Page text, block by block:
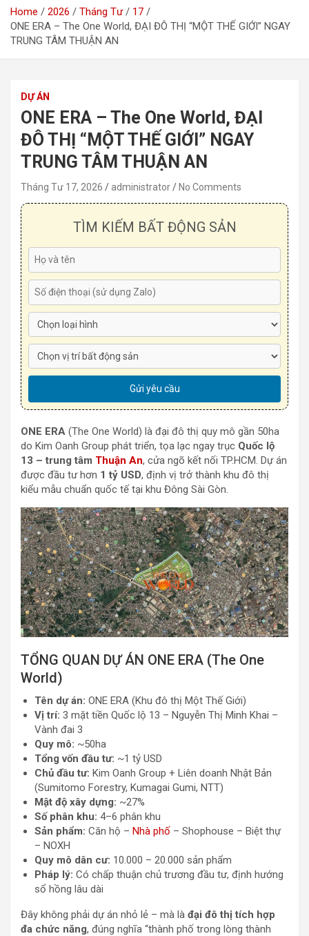
Home 2026 Tháng Tư
17
ONE ERA – The One World, ĐẠI ĐÔ THỊ “MỘT THẾ GIỚI” NGAY
TRUNG TÂM THUẬN AN
DỰ ÁN
ONE ERA – The One World, ĐẠI
ĐÔ THỊ “MỘT THẾ GIỚI” NGAY
TRUNG TÂM THUẬN AN
Tháng Tư 17, 2026 administrator No Comments
TÌM KIẾM BẤT ĐỘNG SẢN
ONE ERA (The One World) là đại đô thị quy mô gần 50ha
do Kim Oanh Group phát triển, tọa lạc ngay trục Quốc lộ
13 – trung tâm Thuận An, cửa ngõ kết nối TP.HCM. Dự án
được đầu tư hơn 1 tỷ USD, định vị trở thành khu đô thị
kiểu mẫu chuẩn quốc tế tại khu Đông Sài Gòn.
TỔNG QUAN DỰ ÁN ONE ERA (The One
World)
Tên dự án: ONE ERA (Khu đô thị Một Thế Giới)
Vị trí: 3 mặt tiền Quốc lộ 13 – Nguyễn Thị Minh Khai –
Vành đai 3
Quy mô: ~50ha
Tổng vốn đầu tư: ~1 tỷ USD
Chủ đầu tư: Kim Oanh Group + Liên doanh Nhật Bản
(Sumitomo Forestry, Kumagai Gumi, NTT)
Mật độ xây dựng: ~27%
Số phân khu: 4–6 phân khu
Sản phẩm: Căn hộ – Nhà phố – Shophouse – Biệt thự
– NOXH
Quy mô dân cư: 10.000 – 20.000 sản phẩm
Pháp lý: Có chấp thuận chủ trương đầu tư, định hướng
sổ hồng lâu dài
Đây không phải dự án nhỏ lẻ – mà là đại đô thị tích hợp
đa chức năng, đúng nghĩa “thành phố trong lòng thành